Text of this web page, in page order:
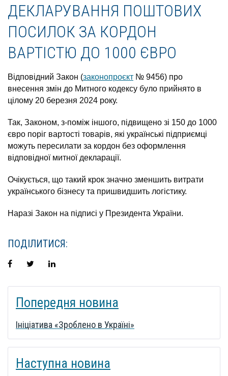
ДЕКЛАРУВАННЯ ПОШТОВИХ
ПОСИЛОК ЗА КОРДОН
ВАРТІСТЮ ДО 1000 ЄВРО
Відповідний Закон (законопроєкт № 9456) про
внесення змін до Митного кодексу було прийнято в
цілому 20 березня 2024 року.
Так, Законом, з-поміж іншого, підвищено зі 150 до 1000
євро поріг вартості товарів, які українські підприємці
можуть пересилати за кордон без оформлення
відповідної митної декларації.
Очікується, що такий крок значно зменшить витрати
українського бізнесу та пришвидшить логістику.
Наразі Закон на підписі у Президента України.
ПОДІЛИТИСЯ:
FacebookTwitterLinkedIn
ЗАПИСІВ
Попередня новина
Ініціатива «Зроблено в Україні»
Наступна новина